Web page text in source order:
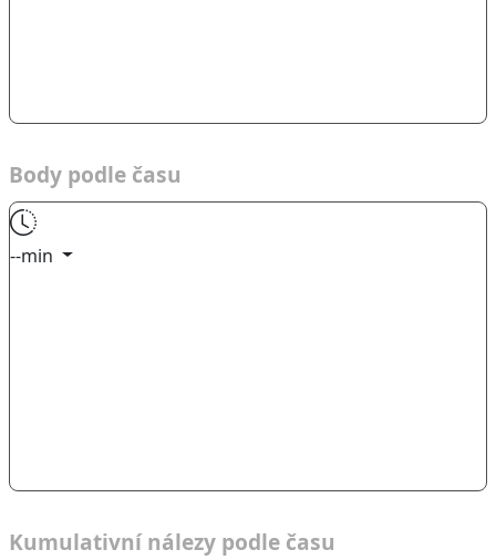
Body podle času
--min
Kumulativní nálezy podle času